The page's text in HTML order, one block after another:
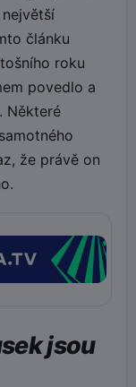
článku
roku
povedlo a
Některé
že právě on
jsou